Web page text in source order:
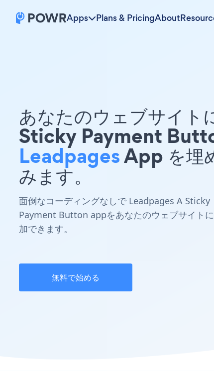
Apps Plans & PricingAbout
あなたのウェブサイト
Sticky Payment
LeadpagesApp を埋
みます。
面倒なコーディングなしで Leadpages A Sticky
Payment Button appをあなたのウェブサイト
加できます。
無料で始める